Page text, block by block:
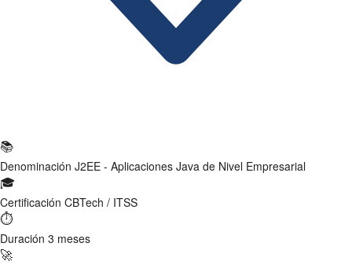
📚
Denominación J2EE - Aplicaciones Java de Nivel Empresarial
🎓
Certificación CBTech / ITSS
⏱
Duración 3 meses
🚀